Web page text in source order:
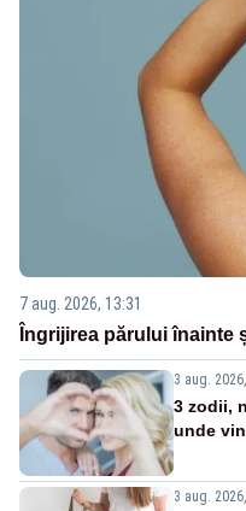
7 aug. 2026, 13:31
Îngrijirea părului înainte
3 aug.
3 zodii,
unde
3 aug.